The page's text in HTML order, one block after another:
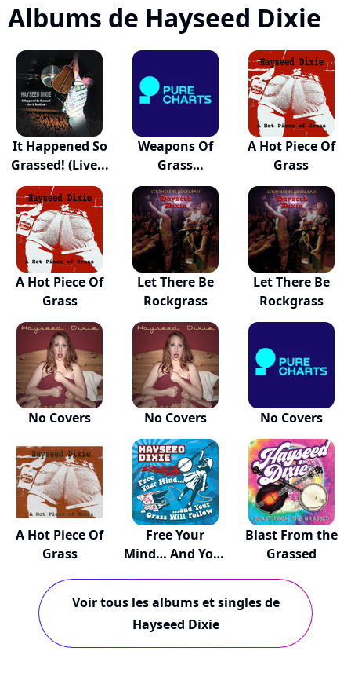
Albums de Hayseed Dixie
It Happened So
Grassed! (Live...
Weapons Of
Grass
Destruction
A Hot Piece Of
Grass
A Hot Piece Of
Grass
Let There Be
Rockgrass
Let There Be
Rockgrass
No Covers No Covers No Covers
A Hot Piece Of
Grass
Free Your
Mind… And Your
Blast From the
Grassed
Voir tous les albums et singles de
Hayseed Dixie